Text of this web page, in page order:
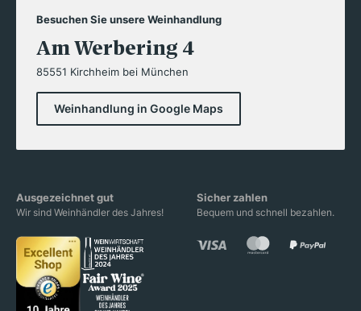
Besuchen Sie unsere Weinhandlung
Am Werbering 4
85551 Kirchheim bei München
Weinhandlung in Google Maps
Ausgezeichnet gut
Wir sind Weinhändler des Jahres!
Sicher zahlen
Bequem und schnell bezahlen.